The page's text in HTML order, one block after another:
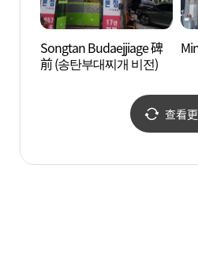
Songtan Budaejjiage 碑
前 (송탄부대찌개 비전)
查看